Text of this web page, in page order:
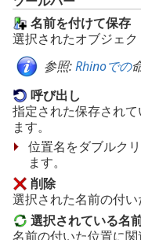
名前を付けて保存
選択されたオブジェク
参照:Rhinoでの
呼び出し
指定された保存され
ます。
位置名をダブルク
ます。
削除
選択された名前の付い
選択されている名
名前の付いた位置に